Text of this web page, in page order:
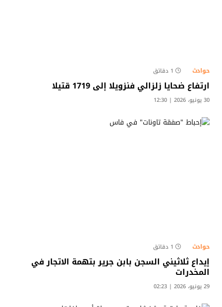
حوادث 1 دقائق
ارتفاع ضحايا زلزالي فنزويلا إلى 1719 قتيلا
30 يونيو، 2026 | 12:30
حوادث 1 دقائق
إيداع ثلاثيني السجن بابن جرير بتهمة الاتجار في
المخدرات
29 يونيو، 2026 | 02:23